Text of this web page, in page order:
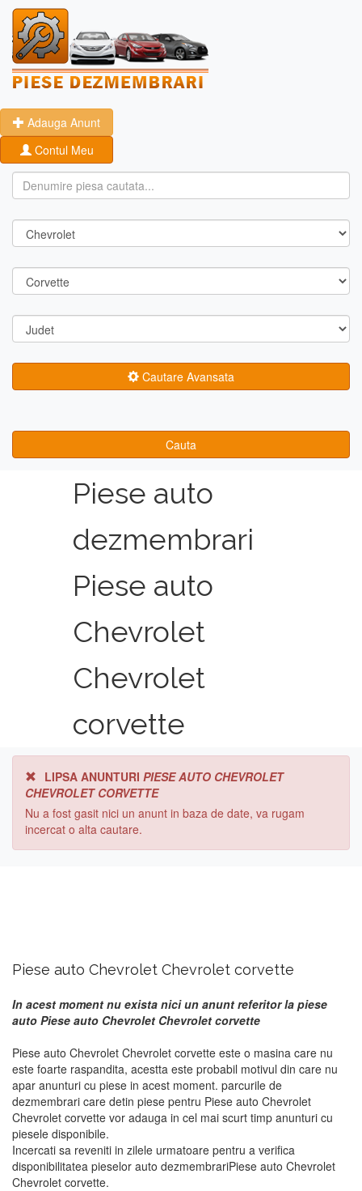
Adauga Anunt
Contul Meu
Cautare Avansata
Cauta
Piese auto
dezmembrari
Piese auto
Chevrolet
Chevrolet
corvette
LIPSA ANUNTURI PIESE AUTO CHEVROLET
CHEVROLET CORVETTE
Nu a fost gasit nici un anunt in baza de date, va rugam
incercat o alta cautare.
Piese auto Chevrolet Chevrolet corvette
In acest moment nu exista nici un anunt referitor la piese
auto Piese auto Chevrolet Chevrolet corvette
Piese auto Chevrolet Chevrolet corvette este o masina care nu
este foarte raspandita, acestta este probabil motivul din care nu
apar anunturi cu piese in acest moment. parcurile de
dezmembrari care detin piese pentru Piese auto Chevrolet
Chevrolet corvette vor adauga in cel mai scurt timp anunturi cu
piesele disponibile.
Incercati sa reveniti in zilele urmatoare pentru a verifica
disponibilitatea pieselor auto dezmembrariPiese auto Chevrolet
Chevrolet corvette.